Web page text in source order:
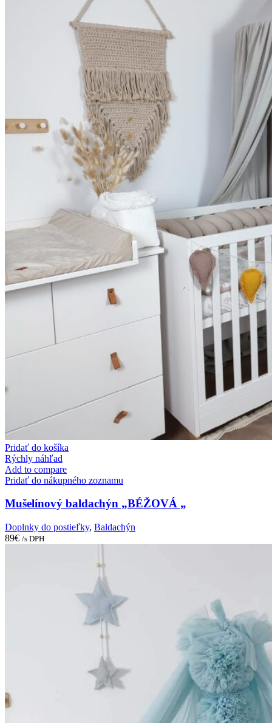
Pridať do košíka
Rýchly náhľad
Add to compare
Pridať do nákupného zoznamu
Mušelínový baldachýn „BÉŽOVÁ „
Doplnky do postieľky, Baldachýn
89€ /s DPH